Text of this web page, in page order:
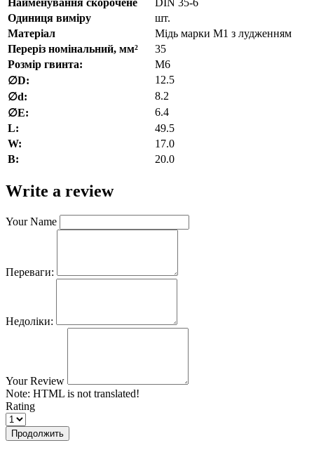
Одиниця виміру
шт.
Матеріал
Мідь марки М1 з лудженням
Переріз номінальний, мм²
35
Розмір гвинта:
M6
∅D:
12.5
∅d:
8.2
∅E:
6.4
L:
49.5
W:
17.0
В:
20.0
Write a review
Your Name
Переваги:
Недоліки:
Your Review
Note: HTML is not translated!
Rating
Продолжить